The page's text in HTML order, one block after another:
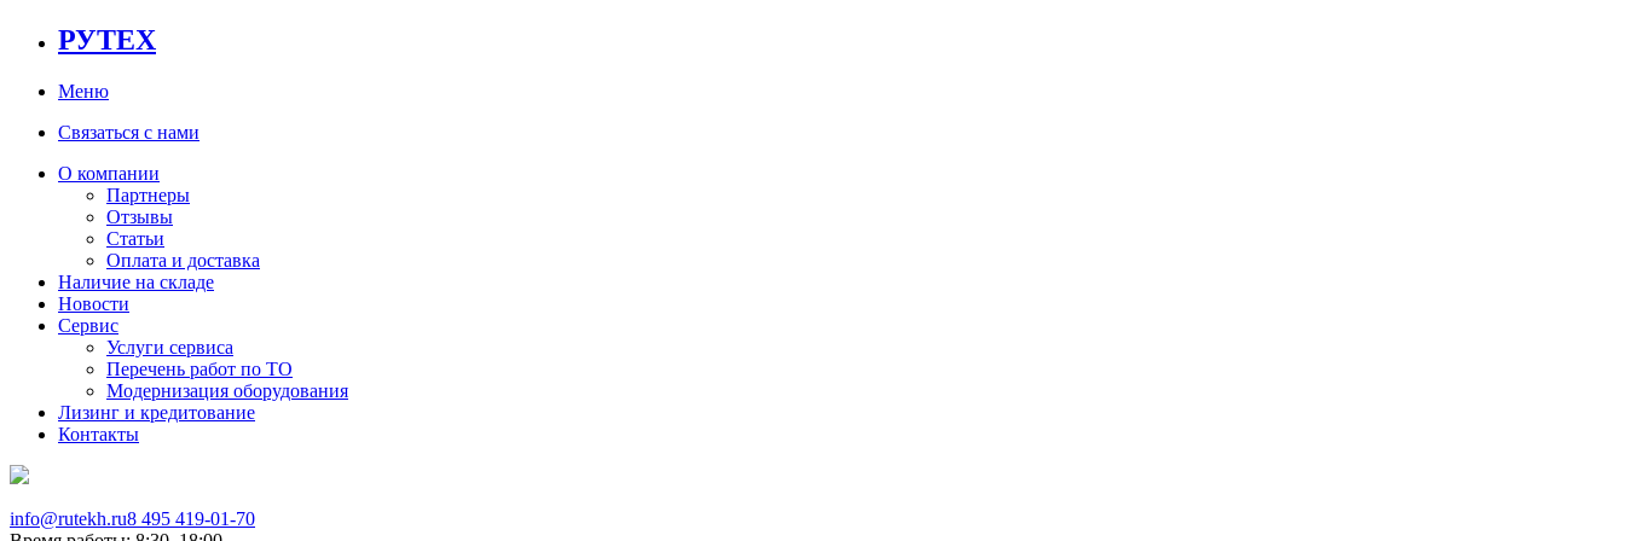
РУТЕХ
Меню
Связаться с нами
О компании
Партнеры
Отзывы
Статьи
Оплата и доставка
Наличие на складе
Новости
Сервис
Услуги сервиса
Перечень работ по ТО
Модернизация оборудования
Лизинг и кредитование
Контакты
info@rutekh.ru8 495 419-01-70